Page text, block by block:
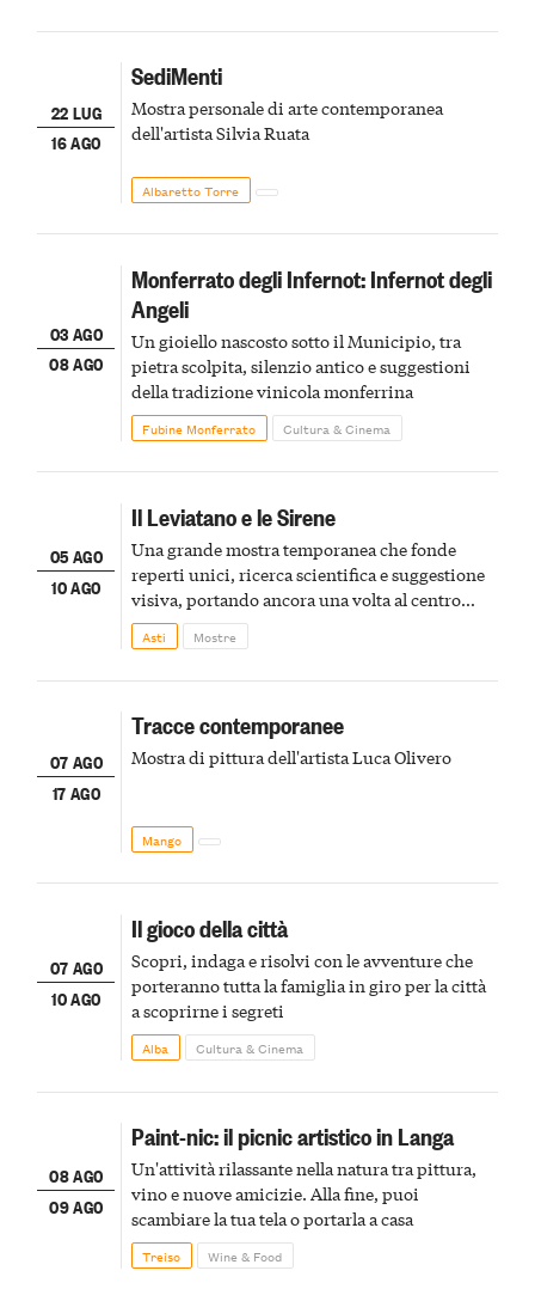
22 LUG
16 AGO
SediMenti
Mostra personale di arte contemporanea
dell'artista Silvia Ruata
Albaretto Torre
03 AGO
08 AGO
Monferrato degli Infernot: Infernot degli
Angeli
Un gioiello nascosto sotto il Municipio, tra
pietra scolpita, silenzio antico e suggestioni
della tradizione vinicola monferrina
Fubine Monferrato Cultura & Cinema
05 AGO
10 AGO
Il Leviatano e le Sirene
Una grande mostra temporanea che fonde
reperti unici, ricerca scientifica e suggestione
visiva, portando ancora una volta al centro
della scena le meraviglie del passato astigiano
Asti Mostre
07 AGO
17 AGO
Tracce contemporanee
Mostra di pittura dell'artista Luca Olivero
Mango
07 AGO
10 AGO
Il gioco della città
Scopri, indaga e risolvi con le avventure che
porteranno tutta la famiglia in giro per la città
a scoprirne i segreti
Alba Cultura & Cinema
08 AGO
09 AGO
Paint-nic: il picnic artistico in Langa
Un'attività rilassante nella natura tra pittura,
vino e nuove amicizie. Alla fine, puoi
scambiare la tua tela o portarla a casa
Treiso Wine & Food